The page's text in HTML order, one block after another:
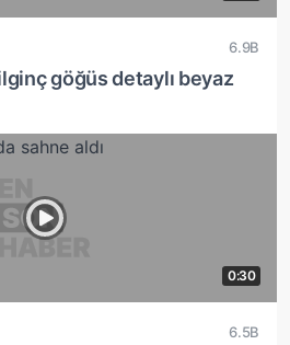
6.9B
göğüs detaylı beyaz
0:30
6.5B